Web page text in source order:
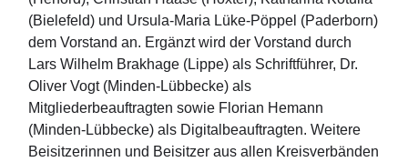
(Bielefeld) und Ursula-Maria Lüke-Pöppel (Paderborn)
dem Vorstand an. Ergänzt wird der Vorstand durch
Lars Wilhelm Brakhage (Lippe) als Schriftführer, Dr.
Oliver Vogt (Minden-Lübbecke) als
Mitgliederbeauftragten sowie Florian Hemann
(Minden-Lübbecke) als Digitalbeauftragten. Weitere
Beisitzerinnen und Beisitzer aus allen Kreisverbänden